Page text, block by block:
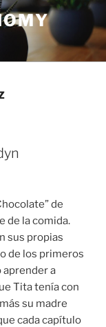
de
de la comida.
sus propias
de los primeros
aprender a
Tita tenía con
su madre
cada capítulo